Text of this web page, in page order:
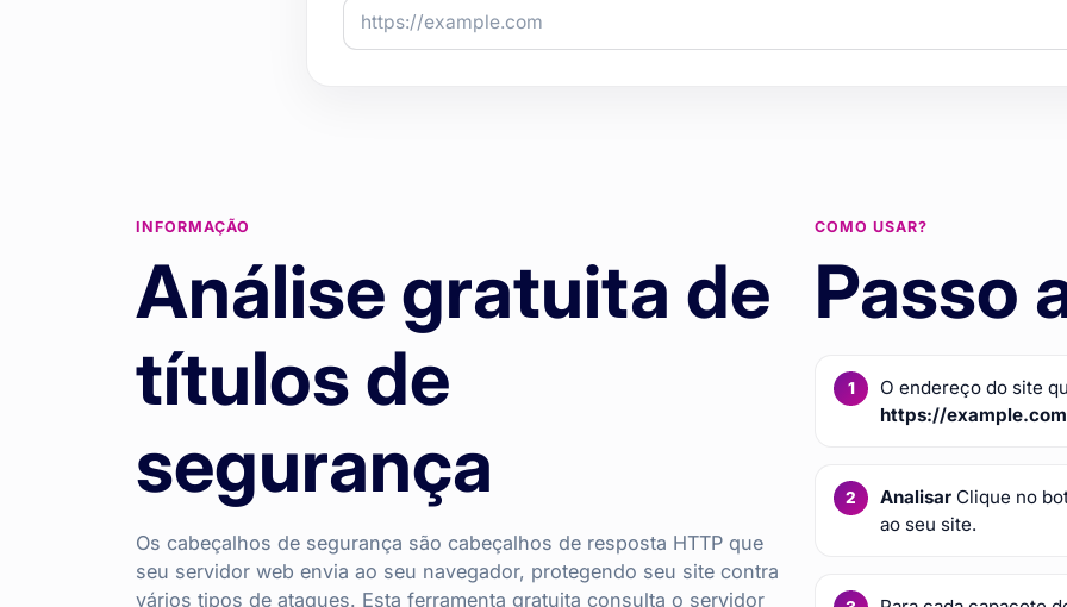
INFORMAÇÃO
Análise gratuita de
títulos de
segurança
Os cabeçalhos de segurança são cabeçalhos de resposta HTTP que
seu servidor web envia ao seu navegador, protegendo seu site contra
vários tipos de ataques. Esta ferramenta gratuita consulta o servidor
COMO USAR?
Passo
O endereço do site
https://example.com
Analisar Clique no
ao seu site.